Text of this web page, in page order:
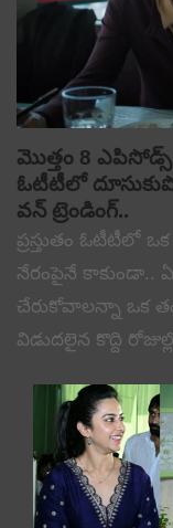
మొత్తం 8
ఓటీటీలో
వన్ ట్రెండింగ్..
ప్రస్తుతం ఓటీటీలో
నేరంపైనే కాకుండా..
చేరుకోవాలన్నా ఒక
విడుదలైన కొద్ది